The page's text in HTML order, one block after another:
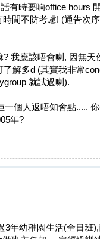
有時要响office hours
間不防考慮! (通告次
我應該唔會喇, 因無天
解多d (其實我非常
就試過喇).
個人返唔知會點.....
年?
年幼稚園生活(全日班